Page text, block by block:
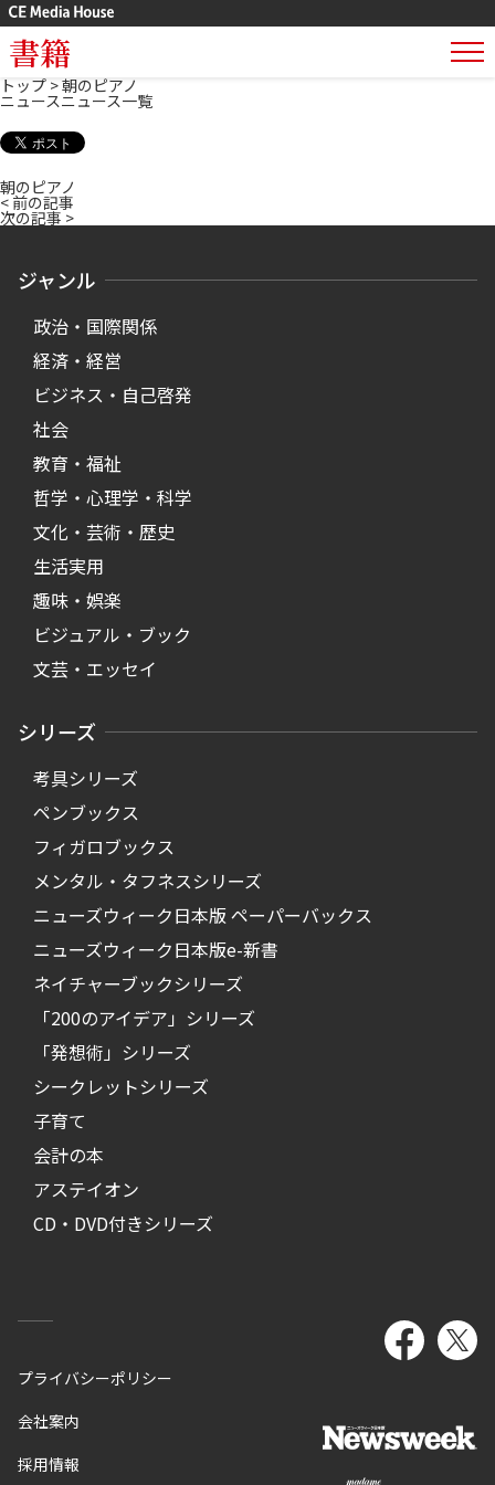
書籍
トップ >朝のピアノ
ニュースニュース一覧
朝のピアノ
< 前の記事
次の記事 >
ジャンル
政治・国際関係
経済・経営
ビジネス・自己啓発
社会
教育・福祉
哲学・心理学・科学
文化・芸術・歴史
生活実用
趣味・娯楽
ビジュアル・ブック
文芸・エッセイ
シリーズ
考具シリーズ
ペンブックス
フィガロブックス
メンタル・タフネスシリーズ
ニューズウィーク日本版 ペーパーバックス
ニューズウィーク日本版e-新書
ネイチャーブックシリーズ
「200のアイデア」シリーズ
「発想術」シリーズ
シークレットシリーズ
子育て
会計の本
アステイオン
CD・DVD付きシリーズ
プライバシーポリシー
会社案内
採用情報